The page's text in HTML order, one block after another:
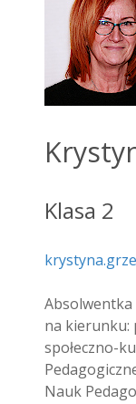
Klasa 2
na kierunku:
społeczno-
Nauk